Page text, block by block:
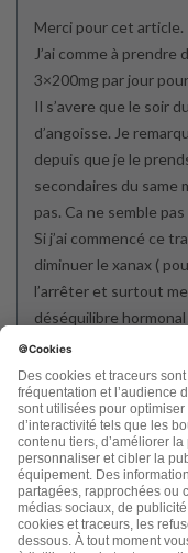
Merci pour cet article.
J’ai comme à prendre
3×200mg par jour
Il s’avere que le soir
d’angoisse. Je
depuis que je le
secondaires du same
pas. Ca ne semble
Si j’ai commencé ce
diminuer le xanax (
l’arrêter et surtout
déséquilibre
depuis pour la
présente des
on ne peut pas me
du sein hormono-
aucune hormone.
naturels ( j’ai essayé
poids). Cependant, je
du same, dois je